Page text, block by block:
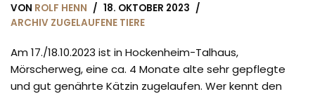
VON ROLF HENN
18. OKTOBER 2023
ARCHIV ZUGELAUFENE TIERE
Am 17./18.10.2023 ist in Hockenheim-Talhaus,
Mörscherweg, eine ca. 4 Monate alte sehr gepflegte
und gut genährte Kätzin zugelaufen. Wer kennt den